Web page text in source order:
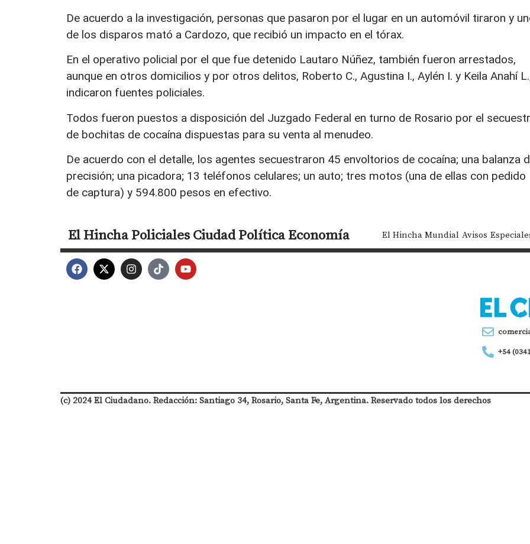
De acuerdo a la investigación, personas que pasaron por el lugar en un automóvil tiraron y
de los disparos mató a Cardozo, que recibió un impacto en el tórax.
En el operativo policial por el que fue detenido Lautaro Núñez, también fueron arrestados,
aunque en otros domicilios y por otros delitos, Roberto C., Agustina I., Aylén I. y Keila Anahí
indicaron fuentes policiales.
Todos fueron puestos a disposición del Juzgado Federal en turno de Rosario por el
de bochitas de cocaína dispuestas para su venta al menudeo.
De acuerdo con el detalle, los agentes secuestraron 45 envoltorios de cocaína; una balanza
precisión; una picadora; 13 teléfonos celulares; un auto; tres motos (una de ellas con pedido
de captura) y 594.800 pesos en efectivo.
El HinchaPolicialesCiudadPolíticaEconomía El Hincha Mundial Avisos
+54
(c) 2024 El Ciudadano. Redacción: Santiago 34, Rosario, Santa Fe, Argentina. Reservado todos los derechos